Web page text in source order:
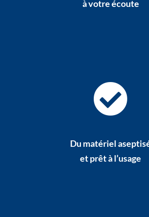
à votre écoute
Du matériel
et prêt à l’usage